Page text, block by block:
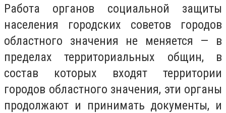
Работа органов социальной защиты
населения городских советов городов
областного значения не меняется — в
пределах территориальных общин, в
состав которых входят территории
городов областного значения, эти органы
продолжают и принимать документы, и